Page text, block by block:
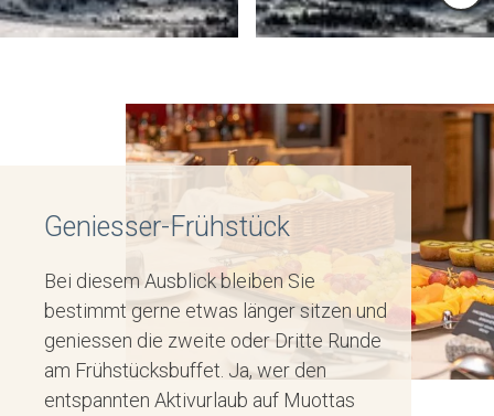
Oberengadin
DINING
Gourmet-Dinner zur
Abenddämmerung
hour» auf 2'456 Metern.
BAHN
Kostenlose Benützung
der Schlittelbahn
Muottas Muragl während
des Hotelaufenthalts
Geniesser-Frühstück
Bei diesem Ausblick bleiben Sie
bestimmt gerne etwas länger sitzen und
geniessen die zweite oder Dritte Runde
am Frühstücksbuffet. Ja, wer den
entspannten Aktivurlaub auf Muottas